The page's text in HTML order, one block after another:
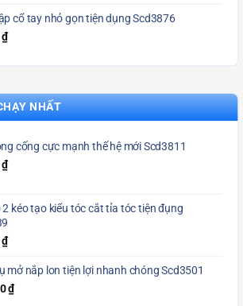
cổ tay nhỏ gọn tiện dụng Scd3876
₫
NHẤT
cống cực mạnh thế hệ mới Scd3811
₫
2 kéo tạo kiểu tóc cắt tỉa tóc tiện đụng
₫
mở nắp lon tiện lợi nhanh chóng Scd3501
₫